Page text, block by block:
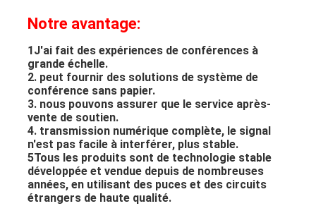
Notre avantage:
1J'ai fait des expériences de conférences à
grande échelle.
2. peut fournir des solutions de système de
conférence sans papier.
3. nous pouvons assurer que le service après-
vente de soutien.
4. transmission numérique complète, le signal
n'est pas facile à interférer, plus stable.
5Tous les produits sont de technologie stable
développée et vendue depuis de nombreuses
années, en utilisant des puces et des circuits
étrangers de haute qualité.